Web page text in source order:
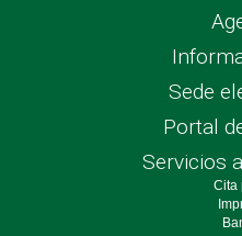
Sede
Portal
Servicios
Cita